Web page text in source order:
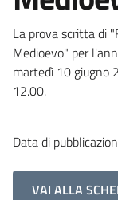
La prova scritta di
Medioevo" per
martedì 10 giugno
12.00.
Data di
VAI ALLA